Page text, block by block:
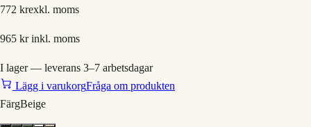
772 krexkl. moms
965 krinkl. moms
I lager — leverans 3–7 arbetsdagar
Lägg i varukorgFråga om produkten
FärgBeige